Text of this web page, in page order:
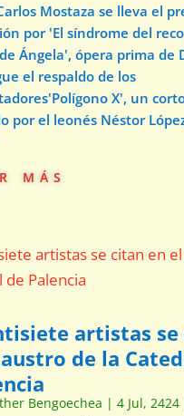
Mostaza se lleva el
por 'El síndrome del
Ángela', ópera prima de
el respaldo de los
X', un
por el leonés Néstor
más
artistas se
de la
Bengoechea | 4 Jul, 2424